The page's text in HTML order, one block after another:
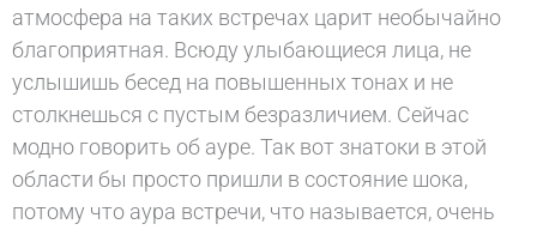
атмосфера на таких встречах царит необычайно
благоприятная. Всюду улыбающиеся лица, не
услышишь бесед на повышенных тонах и не
столкнешься с пустым безразличием. Сейчас
модно говорить об ауре. Так вот знатоки в этой
области бы просто пришли в состояние шока,
потому что аура встречи, что называется, очень